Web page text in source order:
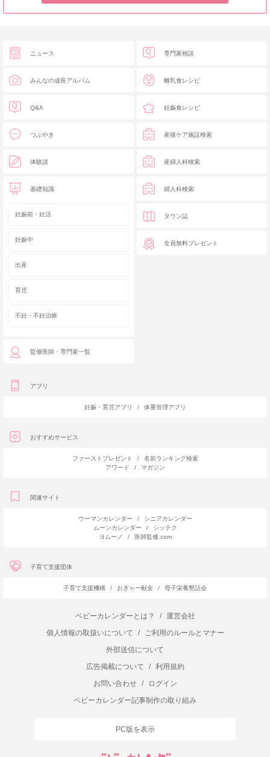
ニュース
みんなの成長アルバム
Q&A
つぶやき
体験談
基礎知識
妊娠前・妊活
妊娠中
出産
育児
不妊・不妊治療
監修医師・専門家一覧
専門家相談
離乳食レシピ
妊娠食レシピ
産後ケア施設検索
産婦人科検索
婦人科検索
タウン誌
全員無料プレゼント
アプリ
妊娠・育児アプリ / 体重管理アプリ
おすすめサービス
ファーストプレゼント /
名前ランキング検索
アワード
/ マガジン
関連サイト
ウーマンカレンダー /
シニアカレンダー
ムーンカレンダー
/
シッテク
ヨムーノ
/ 医師監修.com
子育て支援団体
子育て支援機構 / おぎゃー献金 / 母子栄養懇話会
ベビーカレンダーとは？ /
運営会社
個人情報の取扱いについて
/
ご利用のルールとマナー
外部送信について
広告掲載について
/
利用規約
お問い合わせ
/
ログイン
ベビーカレンダー記事制作の取り組み
PC版を表示